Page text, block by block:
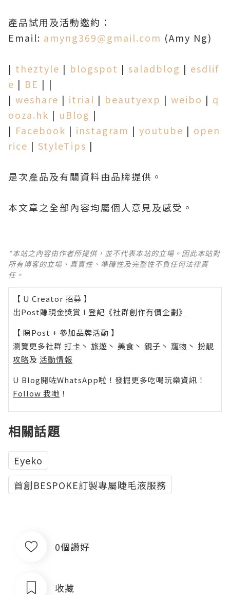
產品試用及活動邀約：
Email: amyng369@gmail.com (Amy Ng)
| theztyle | blogspot | saladblog | esdlif
e | BE | |
| weshare | itrial | beautyexp | weibo | q
ooza.hk | uBlog |
| Facebook | instagram | youtube | open
rice | StyleTips |
是次產品及有關資料由品牌提供。
本文章之全部內容均屬個人意見及感受。
*本站之內容由作者所提供，並不代表本站的立場。因此本站對
所有博客的立場、真實性、準確性及完整性不負任何法律責
任。
【 U Creator 招募 】
出Post賺現金獎賞 l 登記《社群創作有價企劃》
【 睇Post + 參加品牌活動 】
瀏覽更多社群 打卡 丶 旅遊 丶 美食 丶 親子 丶 寵物 丶 扮靚
攻略及 活動情報
U Blog開咗WhatsApp啦！發掘更多吃喝玩樂資訊！
Follow 我哋 ！
相關話題
Eyeko
首創BESPOKE訂製專屬睫毛液服務
0個讚好
收藏